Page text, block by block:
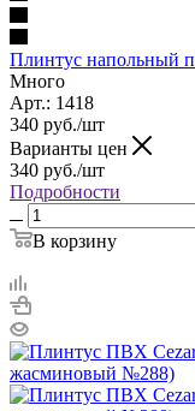
Плинтус напольный
Много
Арт.: 1418
340 руб./шт
Варианты цен
340 руб./шт
Подробности
В корзину